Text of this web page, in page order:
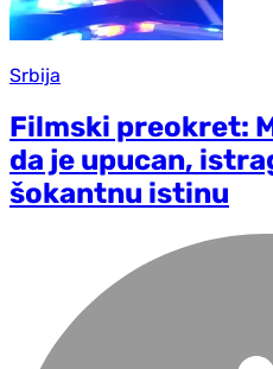
Srbija
Filmski preokret:
da je upucan,
šokantnu istinu